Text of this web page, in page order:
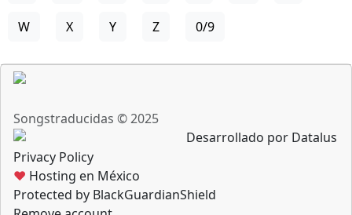
W X Y Z 0/9
Songstraducidas © 2025
Desarrollado por Datalus
Privacy Policy
♥ Hosting en México
Protected by BlackGuardianShield